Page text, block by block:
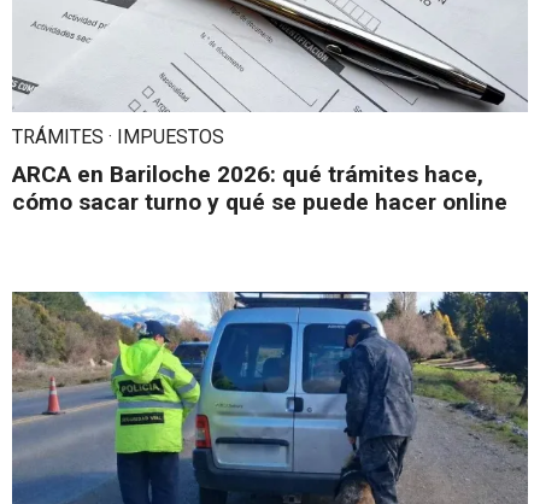
TRÁMITES · IMPUESTOS
ARCA en Bariloche 2026: qué trámites hace,
cómo sacar turno y qué se puede hacer online